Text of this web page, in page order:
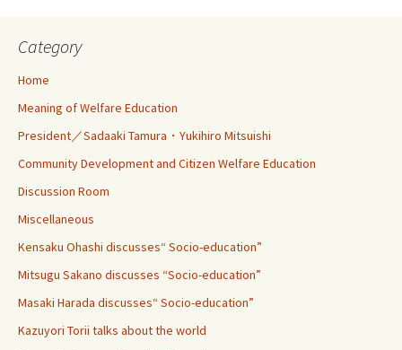
Category
Home
Meaning of Welfare Education
President／Sadaaki Tamura・Yukihiro Mitsuishi
Community Development and Citizen Welfare Education
Discussion Room
Miscellaneous
Kensaku Ohashi discusses“ Socio-education”
Mitsugu Sakano discusses “Socio-education”
Masaki Harada discusses“ Socio-education”
Kazuyori Torii talks about the world